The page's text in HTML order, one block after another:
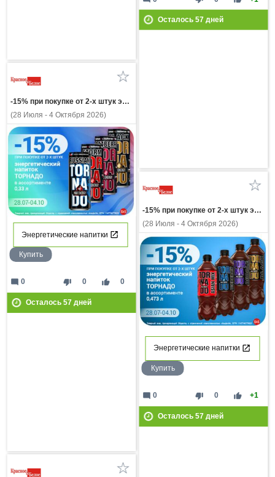
Осталось 57дней
-15% при покупке от 2-х штук энергетический напиток ТОРНАДО в ассортимент 0,33л
(28 Июля - 4 Октября 2026)
Энергетические напитки
Купить
thumb_down 0 thumb_up 0
mode_comment 0
Осталось 57дней
-15% при покупке от 2-х штук энергетический напиток ТОРНАДО в ассортимент 0,473л
(28 Июля - 4 Октября 2026)
Энергетические напитки
Купить
thumb_down 0 thumb_up +1
mode_comment 0
Осталось 57дней